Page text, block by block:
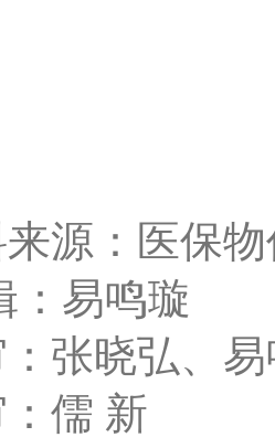
：医保物
易鸣璇
晓弘、易
儒 新